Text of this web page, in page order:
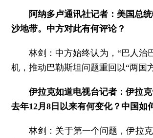
阿纳多卢通讯社记者：美国总
沙地带。中方对此有何评论？
林剑：中方始终认为，“巴人治
机，推动巴勒斯坦问题重回以“两国
伊拉克如道电视台记者：伊拉
去年12月8日以来有何变化？中国
林剑：关于第一个问题，伊拉